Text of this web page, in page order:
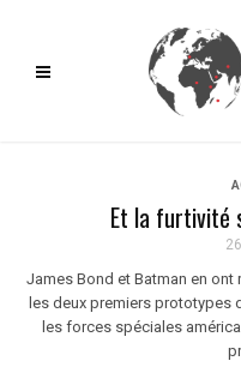
Et la furtivité
James Bond et Batman en ont
les deux premiers prototypes
les forces spéciales